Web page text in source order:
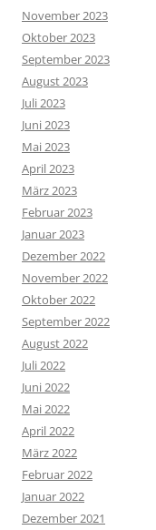
November 2023
Oktober 2023
September 2023
August 2023
Juli 2023
Juni 2023
Mai 2023
April 2023
März 2023
Februar 2023
Januar 2023
Dezember 2022
November 2022
Oktober 2022
September 2022
August 2022
Juli 2022
Juni 2022
Mai 2022
April 2022
März 2022
Februar 2022
Januar 2022
Dezember 2021